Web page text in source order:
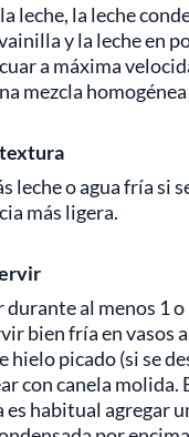
leche, la leche
y la leche en
a máxima
mezcla
leche o agua fría si
más ligera.
durante al menos 1 o
bien fría en vasos
hielo picado (si se
con canela molida.
es habitual agregar